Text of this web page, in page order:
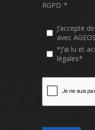
RGPD *
J’accepte
avec
*J’ai lu et
légales*